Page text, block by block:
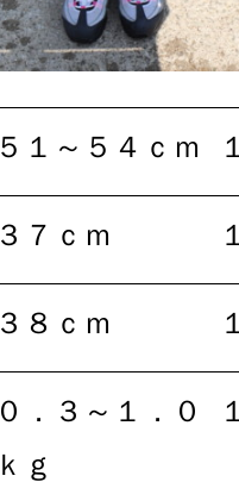
５１～５４ｃｍ
３７ｃｍ
３８ｃｍ
０．３～１．０
ｋｇ